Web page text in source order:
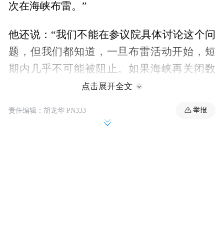
次在海峡布雷。”
他还说：“我们不能在参议院具体讨论这个问
题，但我们都知道，一旦布雷活动开始，短
期内几乎不可能被阻止。如果海峡再关闭数
周或数月，那将是一场全球性的经济灾难。
的代价。如果海峡不开放，情况会更加糟
点击展开全文
责任编辑：胡龙华 PN333 举报